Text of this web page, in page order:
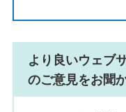
より良いウェブ
のご意見をお聞